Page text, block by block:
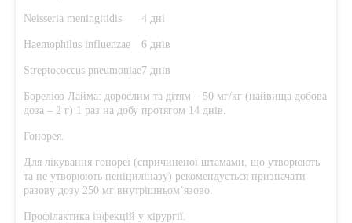
Neisseria meningitidis 4 дні
Haemophilus influenzae 6 днів
Streptococcus pneumoniae7 днів
Бореліоз Лайма: дорослим та дітям – 50 мг/кг (найвища добова
доза – 2 г) 1 раз на добу протягом 14 днів.
Гонорея.
Для лікування гонореї (спричиненої штамами, що утворюють
та не утворюють пеніциліназу) рекомендується призначати
разову дозу 250 мг внутрішньом’язово.
Профілактика інфекцій у хірургії.